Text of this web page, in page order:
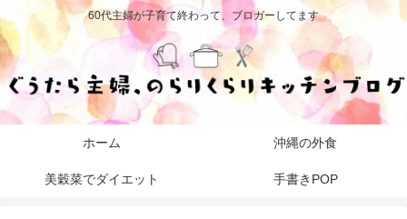
60代主婦が子育て終わって、ブロガーしてます
ホーム 沖縄の外食
美穀菜でダイエット 手書きPOP